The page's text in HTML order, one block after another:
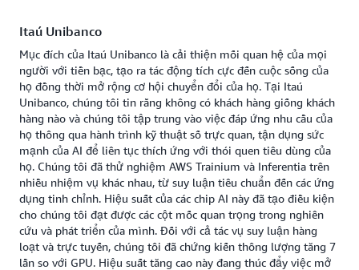
Itaú Unibanco
Mục đích của Itaú Unibanco là cải thiện mối quan hệ của mọi
người với tiền bạc, tạo ra tác động tích cực đến cuộc sống của
họ đồng thời mở rộng cơ hội chuyển đổi của họ. Tại Itaú
Unibanco, chúng tôi tin rằng không có khách hàng giống khách
hàng nào và chúng tôi tập trung vào việc đáp ứng nhu cầu của
họ thông qua hành trình kỹ thuật số trực quan, tận dụng sức
mạnh của AI để liên tục thích ứng với thói quen tiêu dùng của
họ. Chúng tôi đã thử nghiệm AWS Trainium và Inferentia trên
nhiều nhiệm vụ khác nhau, từ suy luận tiêu chuẩn đến các ứng
dụng tinh chỉnh. Hiệu suất của các chip AI này đã tạo điều kiện
cho chúng tôi đạt được các cột mốc quan trọng trong nghiên
cứu và phát triển của mình. Đối với cả tác vụ suy luận hàng
loạt và trực tuyến, chúng tôi đã chứng kiến thông lượng tăng 7
lần so với GPU. Hiệu suất tăng cao này đang thúc đẩy việc mở